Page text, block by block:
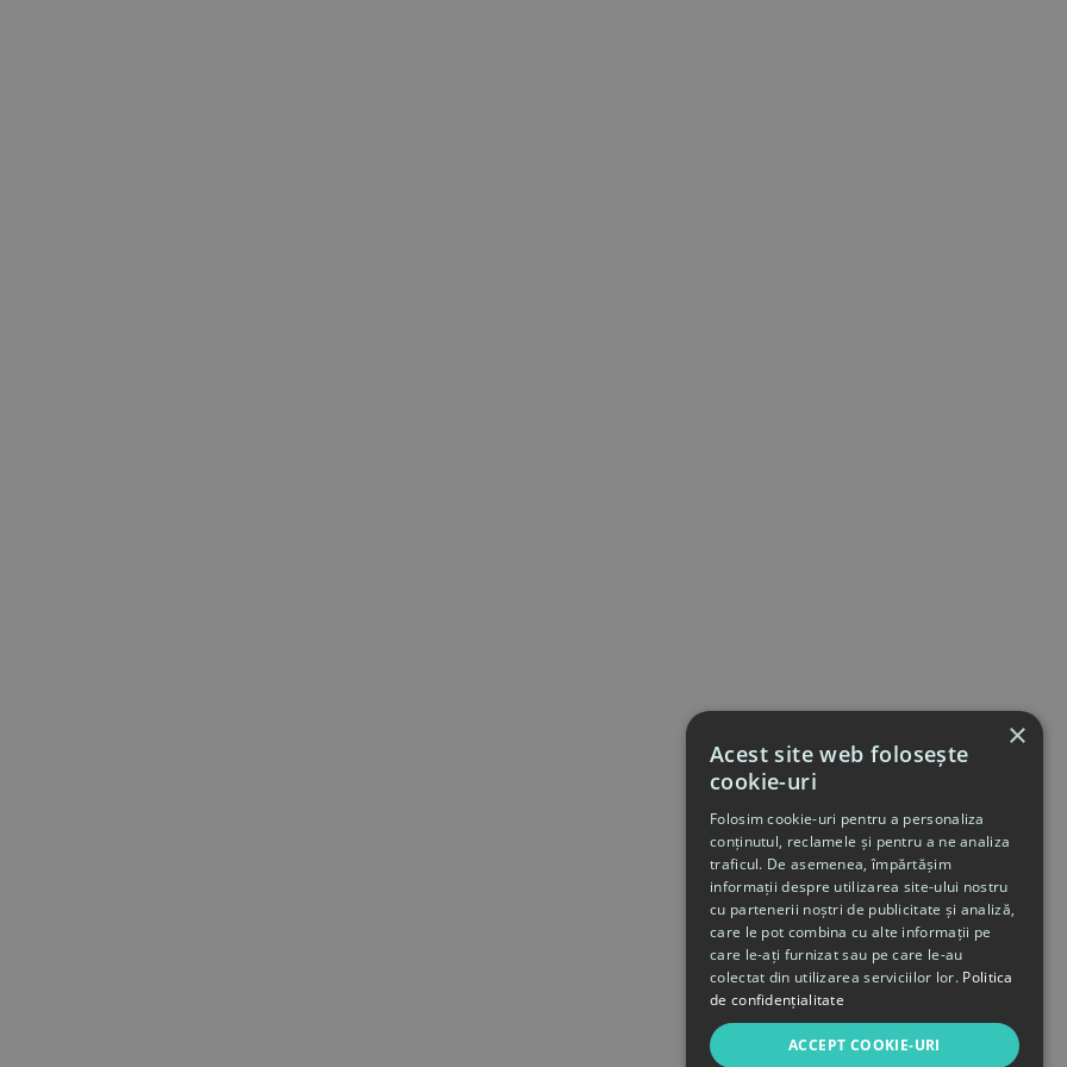
×
Acest site web folosește
cookie-uri
Folosim cookie-uri pentru a personaliza
conținutul, reclamele și pentru a ne analiza
traficul. De asemenea, împărtășim
informații despre utilizarea site-ului nostru
cu partenerii noștri de publicitate și analiză,
care le pot combina cu alte informații pe
care le-ați furnizat sau pe care le-au
colectat din utilizarea serviciilor lor. Politica
de confidențialitate
ACCEPT COOKIE-URI